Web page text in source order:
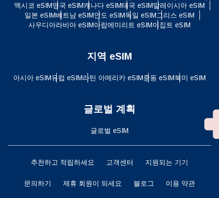
멕시코 eSIM영국 eSIM캐나다 eSIM태국 eSIM말레이시아 eSIM
일본 eSIM베트남 eSIM인도 eSIM독일 eSIM그리스 eSIM
사우디아라비아 eSIM아랍에미리트 eSIM이집트 eSIM
지역 eSIM
아시아 eSIM유럽 ​​eSIM라틴 아메리카 eSIM중동 eSIM북미 eSIM
글로벌 계획
글로벌 eSIM
추천하고 적립하세요 고객센터 지원되는 기기
문의하기 제휴 회원이 되세요 블로그 이용 약관